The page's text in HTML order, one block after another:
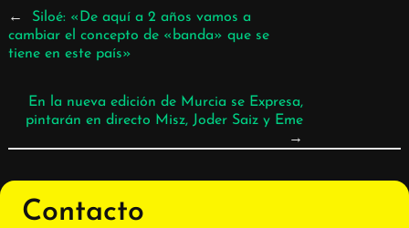
←
Siloé: «De aquí a 2 años vamos a
cambiar el concepto de «banda» que se
tiene en este país»
En la nueva edición de Murcia se Expresa,
pintarán en directo Misz, Joder Saiz y Eme
→
Contacto